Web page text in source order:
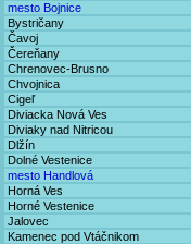
mesto Bojnice
Bystričany
Čavoj
Čereňany
Chrenovec-Brusno
Chvojnica
Cigeľ
Diviacka Nová Ves
Diviaky nad Nitricou
Dlžín
Dolné Vestenice
mesto Handlová
Horná Ves
Horné Vestenice
Jalovec
Kamenec pod Vtáčnikom